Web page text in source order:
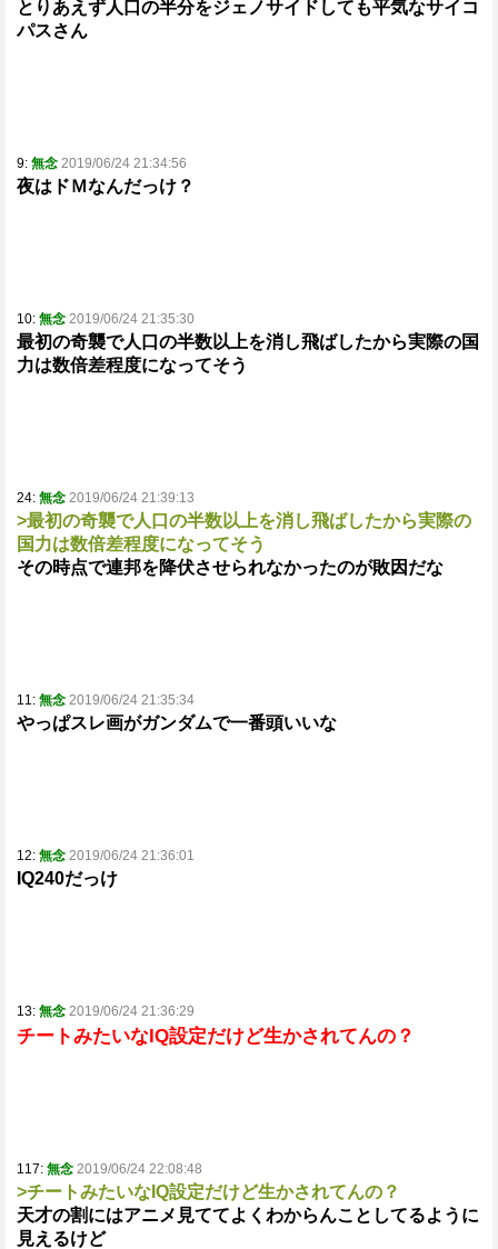
とりあえず人口の半分をジェノサイドしても平気なサイコ
パスさん
9: 無念 2019/06/24 21:34:56
夜はドＭなんだっけ？
10: 無念 2019/06/24 21:35:30
最初の奇襲で人口の半数以上を消し飛ばしたから実際の国
力は数倍差程度になってそう
24: 無念 2019/06/24 21:39:13
>最初の奇襲で人口の半数以上を消し飛ばしたから実際の
国力は数倍差程度になってそう
その時点で連邦を降伏させられなかったのが敗因だな
11: 無念 2019/06/24 21:35:34
やっぱスレ画がガンダムで一番頭いいな
12: 無念 2019/06/24 21:36:01
IQ240だっけ
13: 無念 2019/06/24 21:36:29
チートみたいなIQ設定だけど生かされてんの？
117: 無念 2019/06/24 22:08:48
>チートみたいなIQ設定だけど生かされてんの？
天才の割にはアニメ見ててよくわからんことしてるように
見えるけど